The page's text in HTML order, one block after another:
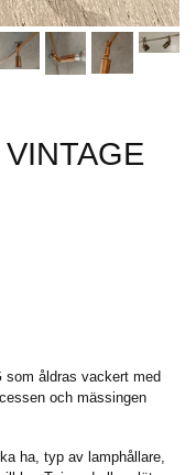
som åldras vackert med
och mässingen
ha, typ av lamphållare,